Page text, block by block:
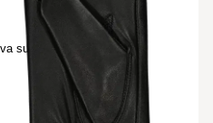
suurennettuna